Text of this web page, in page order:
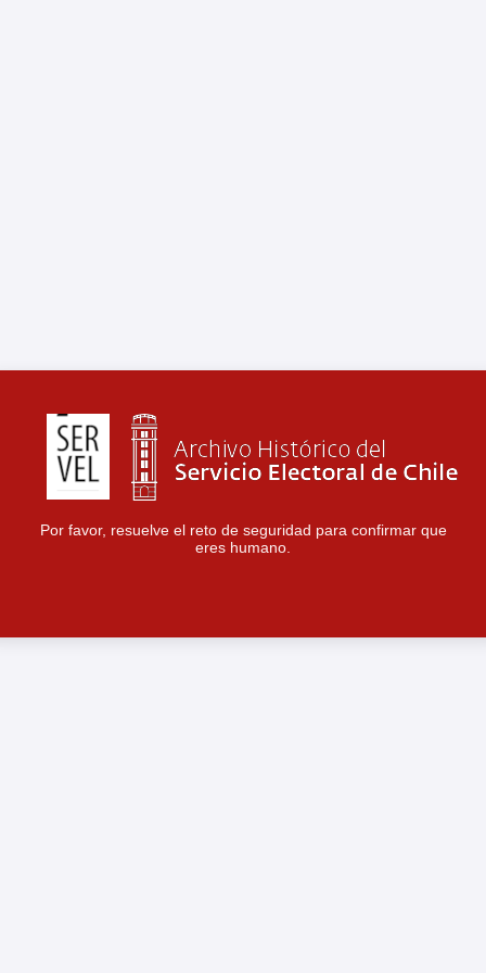
Por favor, resuelve el reto de seguridad para confirmar que
eres humano.